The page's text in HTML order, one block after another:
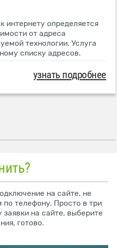
интернету определяется
от адреса
технологии. Услуга
списку адресов.
узнать подробнее
на сайте, не
телефону. Просто в три
на сайте, выберите
готово.